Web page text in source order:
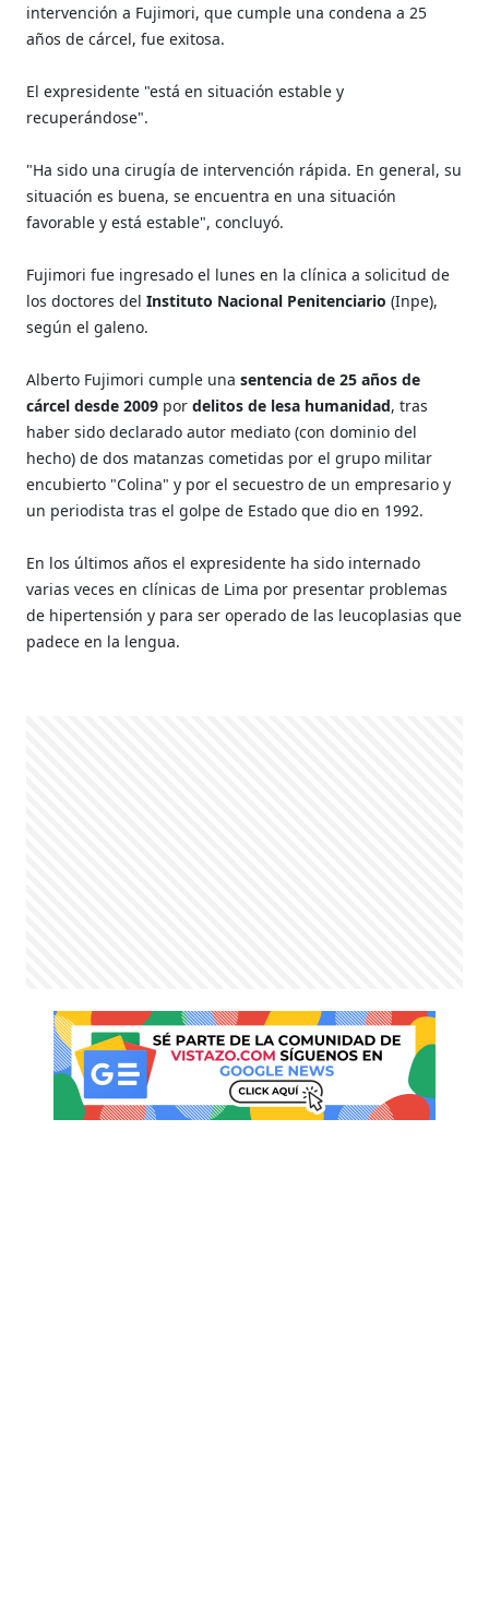
intervención a Fujimori, que cumple una condena a 25
años de cárcel, fue exitosa.
El expresidente "está en situación estable y
recuperándose".
"Ha sido una cirugía de intervención rápida. En general, su
situación es buena, se encuentra en una situación
favorable y está estable", concluyó.
Fujimori fue ingresado el lunes en la clínica a solicitud de
los doctores delInstituto Nacional Penitenciario (Inpe),
según el galeno.
Alberto Fujimori cumple una sentencia de 25 años de
cárcel desde 2009 pordelitos de lesa humanidad, tras
haber sido declarado autor mediato (con dominio del
hecho) de dos matanzas cometidas por el grupo militar
encubierto "Colina" y por el secuestro de un empresario y
un periodista tras el golpe de Estado que dio en 1992.
En los últimos años el expresidente ha sido internado
varias veces en clínicas de Lima por presentar problemas
de hipertensión y para ser operado de las leucoplasias que
padece en la lengua.